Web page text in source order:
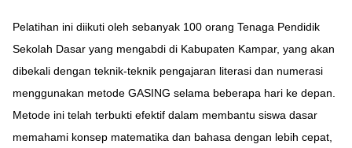
Pelatihan ini diikuti oleh sebanyak 100 orang Tenaga Pendidik
Sekolah Dasar yang mengabdi di Kabupaten Kampar, yang akan
dibekali dengan teknik-teknik pengajaran literasi dan numerasi
menggunakan metode GASING selama beberapa hari ke depan.
Metode ini telah terbukti efektif dalam membantu siswa dasar
memahami konsep matematika dan bahasa dengan lebih cepat,